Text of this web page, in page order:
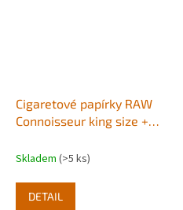
Cigaretové papírky RAW
Connoisseur king size +
Skladem (>5 ks)
DETAIL